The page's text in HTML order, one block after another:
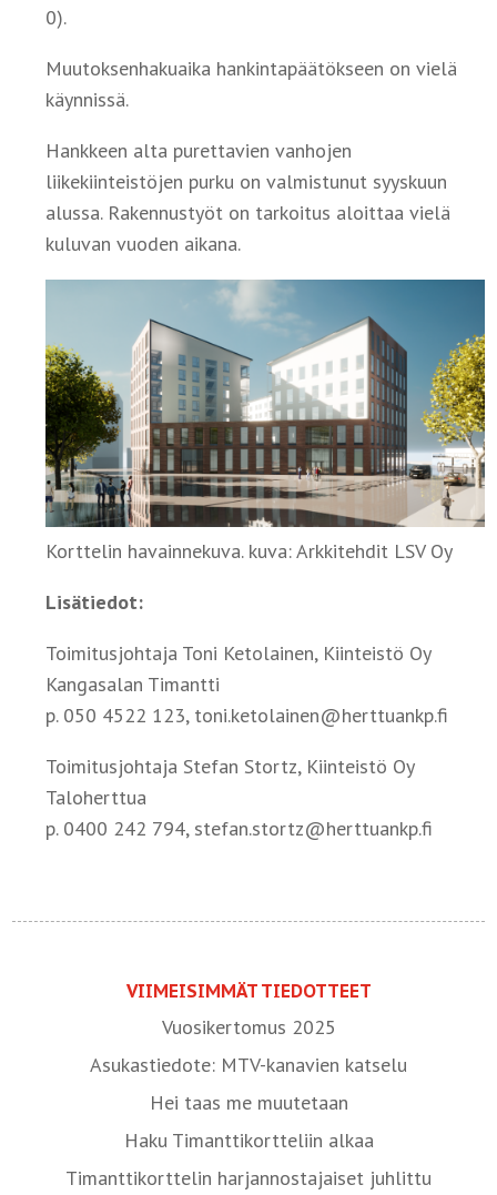
0).
Muutoksenhakuaika hankintapäätökseen on vielä
käynnissä.
Hankkeen alta purettavien vanhojen
liikekiinteistöjen purku on valmistunut syyskuun
alussa. Rakennustyöt on tarkoitus aloittaa vielä
kuluvan vuoden aikana.
Korttelin havainnekuva. kuva: Arkkitehdit LSV Oy
Lisätiedot:
Toimitusjohtaja Toni Ketolainen, Kiinteistö Oy
Kangasalan Timantti
p. 050 4522 123, toni.ketolainen@herttuankp.fi
Toimitusjohtaja Stefan Stortz, Kiinteistö Oy
Taloherttua
p. 0400 242 794, stefan.stortz@herttuankp.fi
VIIMEISIMMÄT TIEDOTTEET
Vuosikertomus 2025
Asukastiedote: MTV-kanavien katselu
Hei taas me muutetaan
Haku Timanttikortteliin alkaa
Timanttikorttelin harjannostajaiset juhlittu